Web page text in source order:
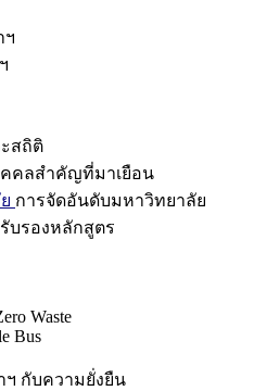
ฯ
สถิติ
คลสำคัญที่มาเยือน
การจัดอันดับมหาวิทยาลัย
บรองหลักสูตร
Waste
Bus
ฯ กับความยั่งยืน